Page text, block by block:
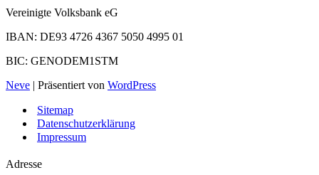
Vereinigte Volksbank eG
IBAN: DE93 4726 4367 5050 4995 01
BIC: GENODEM1STM
Neve | Präsentiert von WordPress
Sitemap
Datenschutzerklärung
Impressum
Adresse